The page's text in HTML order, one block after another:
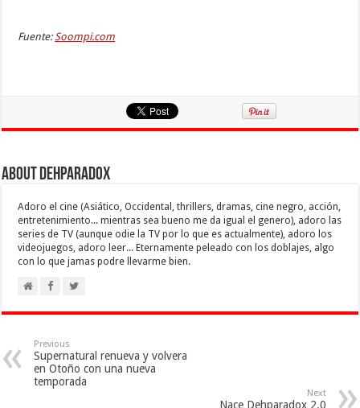
Fuente: Soompi.com
About Dehparadox
Adoro el cine (Asiático, Occidental, thrillers, dramas, cine negro, acción,
entretenimiento... mientras sea bueno me da igual el genero), adoro las
series de TV (aunque odie la TV por lo que es actualmente), adoro los
videojuegos, adoro leer... Eternamente peleado con los doblajes, algo
con lo que jamas podre llevarme bien.
Previous
Supernatural renueva y volvera
en Otoño con una nueva
temporada
Next
Nace Dehparadox 2.0